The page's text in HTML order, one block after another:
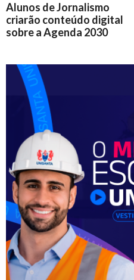
Alunos de Jornalismo
criarão conteúdo digital
sobre a Agenda 2030